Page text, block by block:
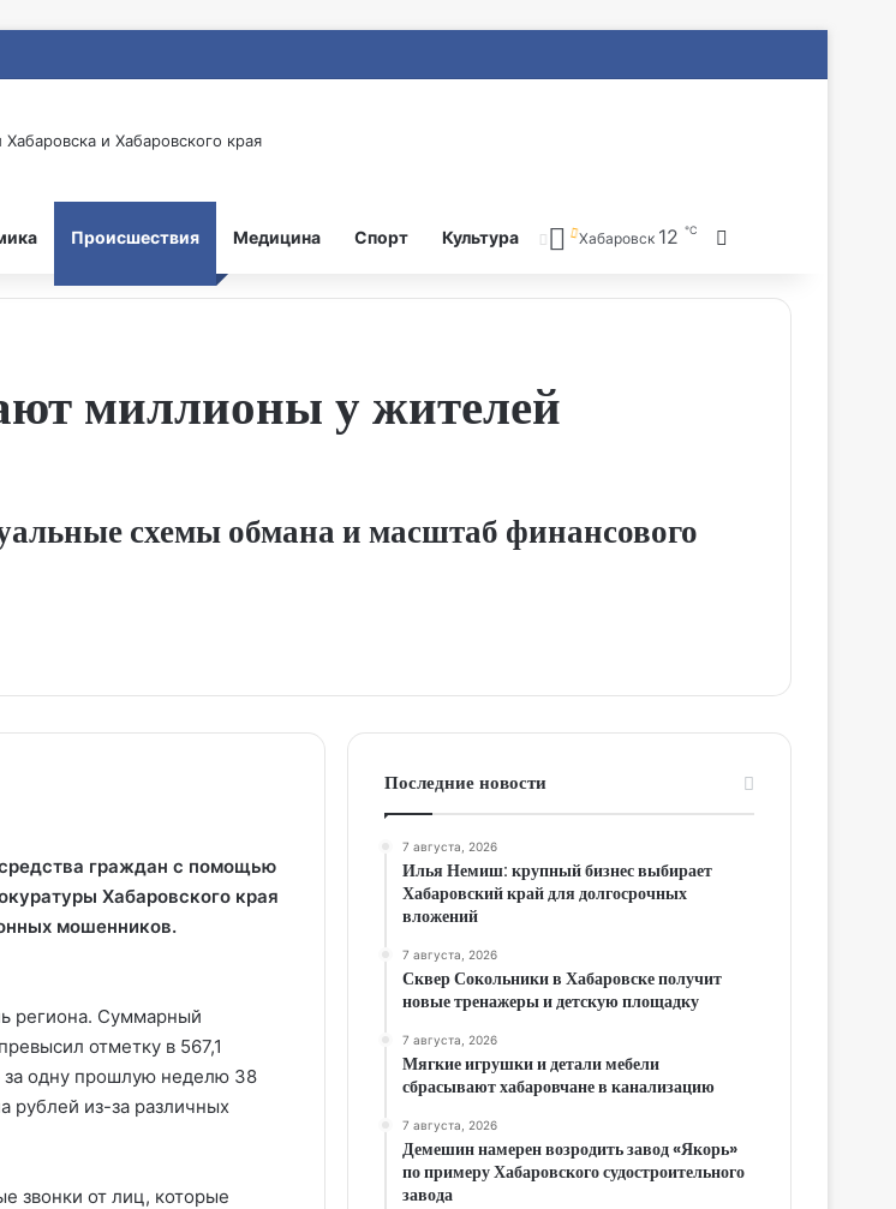
Происшествия Медицина Спорт Культура Хабаровск 12 ℃
миллионы у жителей
схемы обмана и масштаб финансового
граждан с помощью
Хабаровского края
мошенников.
региона. Суммарный
отметку в 567,1
за одну прошлую неделю 38
рублей из-за различных
звонки от лиц, которые
Последние новости
7 августа, 2026
Илья Немиш: крупный бизнес выбирает
Хабаровский край для долгосрочных
вложений
7 августа, 2026
Сквер Сокольники в Хабаровске получит
новые тренажеры и детскую площадку
7 августа, 2026
Мягкие игрушки и детали мебели
сбрасывают хабаровчане в канализацию
7 августа, 2026
Демешин намерен возродить завод «Якорь»
по примеру Хабаровского судостроительного
завода